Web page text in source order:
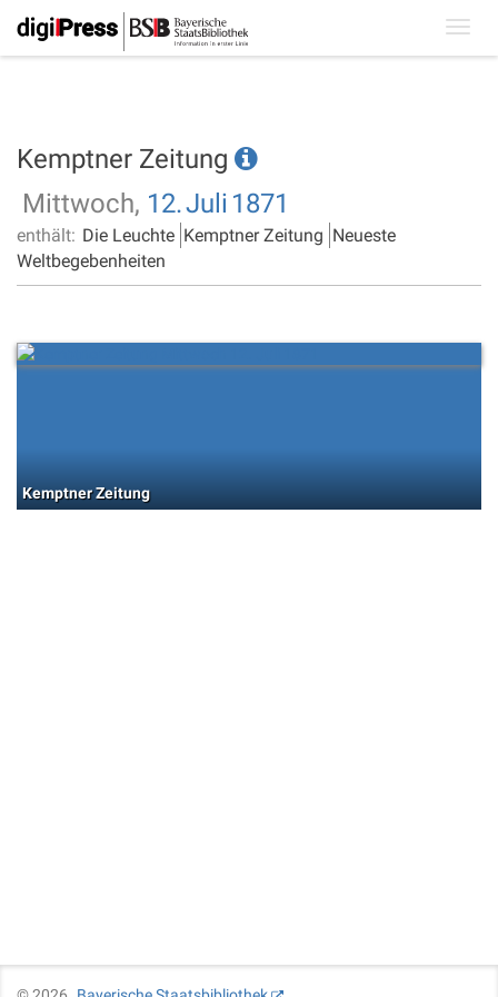
Kemptner Zeitung
Mittwoch, 12.Juli 1871
enthält: Die Leuchte Kemptner Zeitung Neueste
Weltbegebenheiten
Kemptner Zeitung